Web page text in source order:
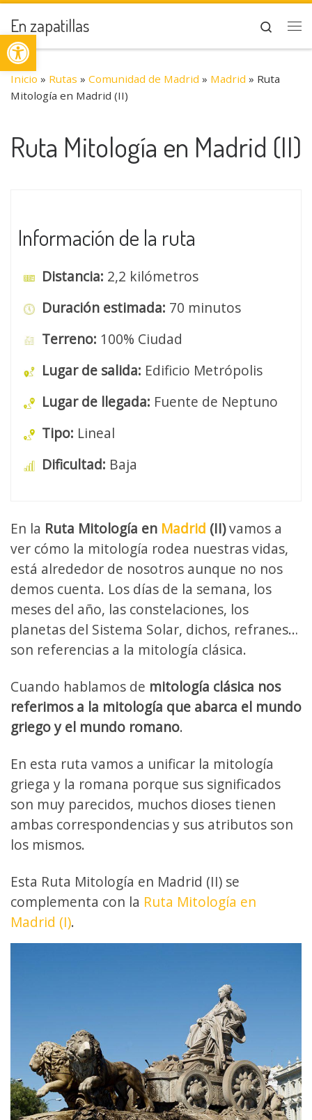
Abrir barra de herramientas
Saltar al contenido
En zapatillas
Search
Inicio » Rutas » Comunidad de Madrid » Madrid » Ruta
Mitología en Madrid (II)
Ruta Mitología en Madrid (II)
Información de la ruta
Distancia: 2,2 kilómetros
Duración estimada: 70 minutos
Terreno: 100% Ciudad
Lugar de salida: Edificio Metrópolis
Lugar de llegada: Fuente de Neptuno
Tipo: Lineal
Dificultad: Baja
En la Ruta Mitología en Madrid (II)vamos a
ver cómo la mitología rodea nuestras vidas,
está alrededor de nosotros aunque no nos
demos cuenta. Los días de la semana, los
meses del año, las constelaciones, los
planetas del Sistema Solar, dichos, refranes…
son referencias a la mitología clásica.
Cuando hablamos de mitología clásica nos
referimos a la mitología que abarca el mundo
griego y el mundo romano.
En esta ruta vamos a unificar la mitología
griega y la romana porque sus significados
son muy parecidos, muchos dioses tienen
ambas correspondencias y sus atributos son
los mismos.
Esta Ruta Mitología en Madrid (II) se
complementa con la Ruta Mitología en
Madrid (I).